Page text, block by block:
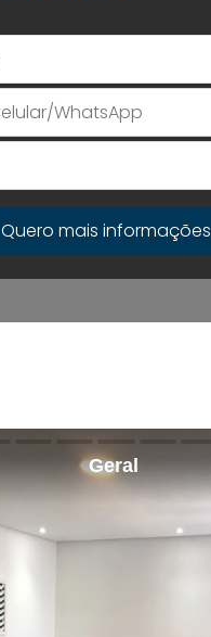
Quero mais informações
Geral